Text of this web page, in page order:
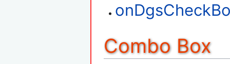
Combo Box